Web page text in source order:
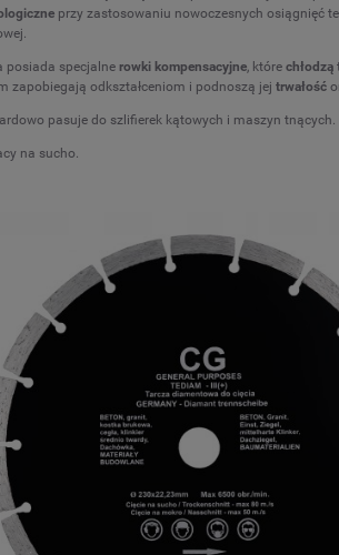
przy zastosowaniu nowoczesnych osiągnięć
posiada specjalne rowki kompensacyjne , które chłodzą
zapobiegają odkształceniom i podnoszą jej trwałość
pasuje do szlifierek kątowych i maszyn tnących.
na sucho.